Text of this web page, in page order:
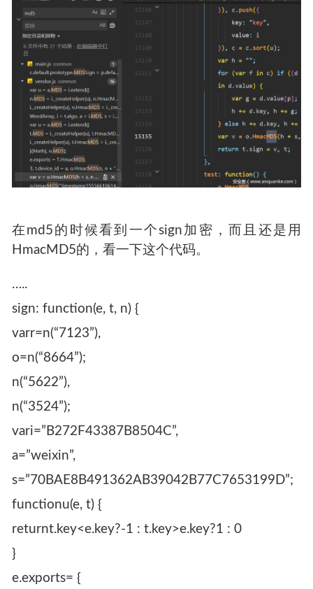
在md5的时候看到一个sign加密，而且还是用
HmacMD5的，看一下这个代码。
…..
sign: function(e, t, n) {
varr=n(“7123”),
o=n(“8664”);
n(“5622”),
n(“3524”);
vari=”B272F43387B8504C”,
a=”weixin”,
s=”70BAE8B491362AB39042B77C7653199D”;
functionu(e, t) {
returnt.key<e.key?-1 : t.key>e.key?1 : 0
}
e.exports= {